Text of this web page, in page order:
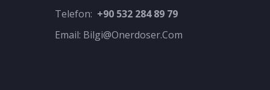
Telefon: +90 532 284 89 79
Email: Bilgi@onerdoser.com